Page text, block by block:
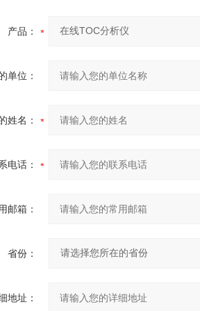
产品：
单位：
姓名：
电话：
邮箱：
省份：
地址：